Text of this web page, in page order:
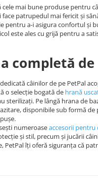
cele mai bune produse pentru
patrupedul mai fericit și
pentru a-i asigura confortul și
este ales cu grijă pentru a
completă
câinilor de pe PetPal
o selecție bogată de hrană
sterilizați. Pe lângă hrana de
disponibile sub formă
numeroaseaccesorii pentru
și stil, precum și jucării
PetPal îți oferă siguranța că